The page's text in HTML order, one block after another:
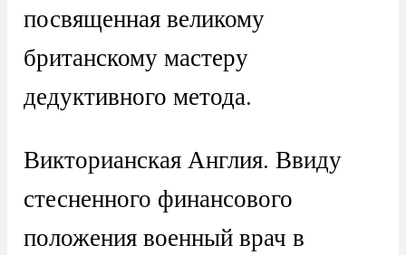
посвященная великому
британскому мастеру
дедуктивного метода.
Викторианская Англия. Ввиду
стесненного финансового
положения военный врач в